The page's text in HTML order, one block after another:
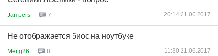
Jampers 7 20:14 21.06.2017
Не отображается биос на ноутбуке
Meng26 8 11:30 21.06.2017